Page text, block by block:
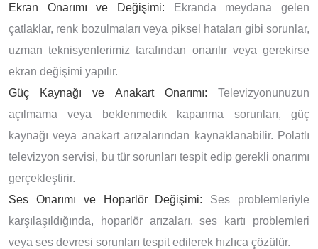
Ekran Onarımı ve Değişimi: Ekranda meydana gelen
çatlaklar, renk bozulmaları veya piksel hataları gibi sorunlar,
uzman teknisyenlerimiz tarafından onarılır veya gerekirse
ekran değişimi yapılır.
Güç Kaynağı ve Anakart Onarımı: Televizyonunuzun
açılmama veya beklenmedik kapanma sorunları, güç
kaynağı veya anakart arızalarından kaynaklanabilir. Polatlı
televizyon servisi, bu tür sorunları tespit edip gerekli onarımı
gerçekleştirir.
Ses Onarımı ve Hoparlör Değişimi: Ses problemleriyle
karşılaşıldığında, hoparlör arızaları, ses kartı problemleri
veya ses devresi sorunları tespit edilerek hızlıca çözülür.